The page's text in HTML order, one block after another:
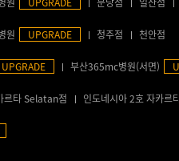
원 UPGRADE 청주점 천안점
UPGRADE 부산365mc병원(서면)
르타 Selatan점 인도네시아 2호 자카